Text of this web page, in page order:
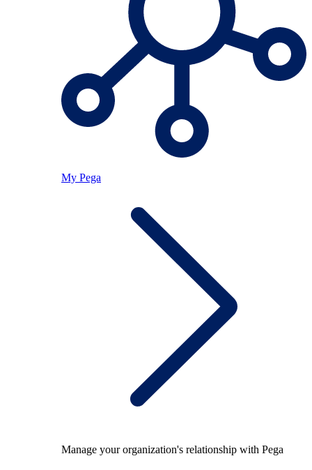
My Pega
Manage your organization's relationship with Pega